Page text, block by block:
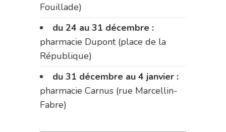
Fouillade)
du 24 au 31 décembre :
pharmacie Dupont (place de la
République)
du 31 décembre au 4 janvier :
pharmacie Carnus (rue Marcellin-
Fabre)